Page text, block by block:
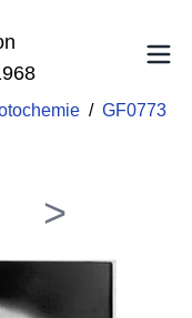
/ GF0773
>